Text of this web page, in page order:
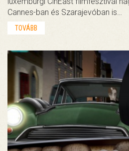
Cannes-ban és Szarajevóban is…
TOVÁBB